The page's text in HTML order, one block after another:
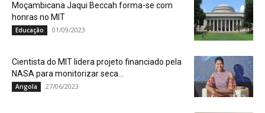
Moçambicana Jaqui Beccah forma-se com
honras no MIT
Educação 01/09/2023
Cientista do MIT lidera projeto financiado pela
NASA para monitorizar seca...
Angola 27/06/2023